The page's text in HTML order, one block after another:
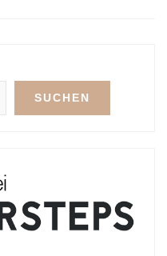
SUCHEN